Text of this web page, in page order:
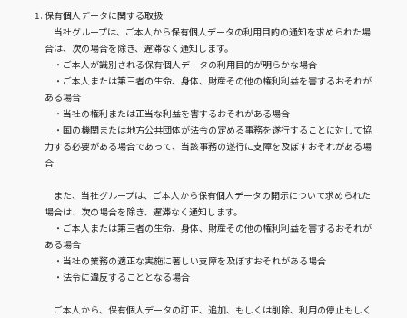
保有個人データに関する取扱
当社グループは、ご本人から保有個人データの利用目的の通知を求められた場
合は、次の場合を除き、遅滞なく通知します。
・ご本人が識別される保有個人データの利用目的が明らかな場合
・ご本人または第三者の生命、身体、財産その他の権利利益を害するおそれが
ある場合
・当社の権利または正当な利益を害するおそれがある場合
・国の機関または地方公共団体が法令の定める事務を遂行することに対して協
力する必要がある場合であって、当該事務の遂行に支障を及ぼすおそれがある場
合
また、当社グループは、ご本人から保有個人データの開示について求められた
場合は、次の場合を除き、遅滞なく通知します。
・ご本人または第三者の生命、身体、財産その他の権利利益を害するおそれが
ある場合
・当社の業務の適正な実施に著しい支障を及ぼすおそれがある場合
・法令に違反することとなる場合
ご本人から、保有個人データの訂正、追加、もしくは削除、利用の停止もしく